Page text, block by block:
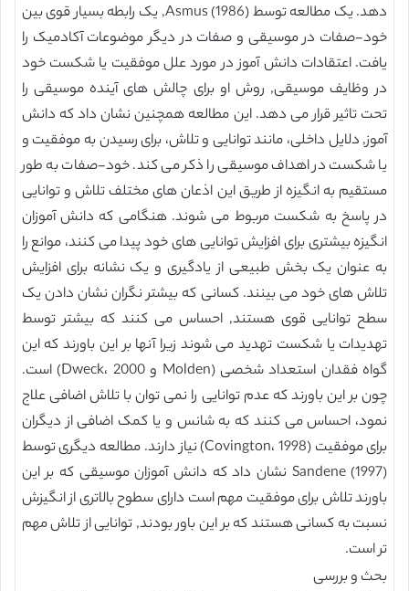
دهد. یک مطالعه توسط Asmus (1986), یک رابطه بسیار قوی بین
خود-صفات در موسیقی و صفات در دیگر موضوعات آکادمیک را
یافت. اعتقادات دانش آموز در مورد علل موفقیت یا شکست خود
در وظایف موسیقی, روش او برای چالش های آینده موسیقی را
تحت تاثیر قرار می دهد. این مطالعه همچنین نشان داد که دانش
آموز, دلایل داخلی، مانند توانایی و تلاش، برای رسیدن به موفقیت و
یا شکست در اهداف موسیقی را ذکر می کند. خود-صفات به طور
مستقیم به انگیزه از طریق این اذعان های مختلف تلاش و توانایی
در پاسخ به شکست مربوط می شوند. هنگامی که دانش آموزان
انگیزه بیشتری برای افزایش توانایی های خود پیدا می کنند، موانع را
به عنوان یک بخش طبیعی از یادگیری و یک نشانه برای افزایش
تلاش های خود می بینند. کسانی که بیشتر نگران نشان دادن یک
سطح توانایی قوی هستند, احساس می کنند که بیشتر توسط
تهدیدات یا شکست تهدید می شوند زیرا آنها بر این باورند که این
گواه فقدان استعداد شخصی (Molden و Dweck، 2000) است.
چون بر این باورند که عدم توانایی را نمی توان با تلاش اضافی علاج
نمود، احساس می کنند که به شانس و یا کمک اضافی از دیگران
برای موفقیت (Covington، 1998) نیاز دارند. مطالعه دیگری توسط
Sandene (1997) نشان داد که دانش آموزان موسیقی که بر این
باورند تلاش برای موفقیت مهم است دارای سطوح بالاتری از انگیزش
نسبت به کسانی هستند که بر این باور بودند, توانایی از تلاش مهم
تر است.
بحث و بررسی